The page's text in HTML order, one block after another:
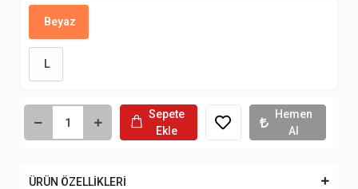
Beyaz
L
Sepete
Ekle
Hemen
Al
ÜRÜN ÖZELLİKLERİ